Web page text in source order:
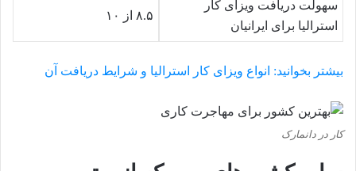
سهولت دریافت ویزای کار
استرالیا برای ایرانیان
۸.۵ از ۱۰
بیشتر بخوانید:‌ انواع ویزای کار استرالیا و شرایط دریافت آن
کار در دانمارک